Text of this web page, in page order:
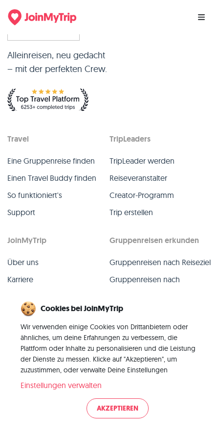
Alleinreisen, neu gedacht
– mit der perfekten Crew.
Travel
Eine Gruppenreise finden
Einen Travel Buddy finden
So funktioniert's
Support
TripLeaders
TripLeader werden
Reiseveranstalter
Creator-Programm
Trip erstellen
JoinMyTrip
Über uns
Karriere
Blog
Kontakt
Gruppenreisen erkunden
Gruppenreisen nach Reiseziel
Gruppenreisen nach
Alle Gruppenreisen
Vergangene Gruppenreisen
Alle Kategorien
Datenschutz
Cookies bei JoinMyTrip
Wir verwenden einige Cookies von Drittanbietern oder
ähnliches, um deine Erfahrungen zu verbessern, die
Plattform oder Inhalte zu personalisieren und die Leistung
der Dienste zu messen. Klicke auf "Akzeptieren", um
zuzustimmen, oder verwalte Deine Einstellungen
Einstellungen verwalten
AKZEPTIEREN